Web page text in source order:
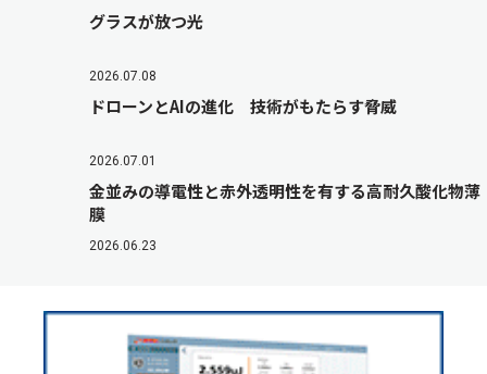
グラスが放つ光
2026.07.08
ドローンとAIの進化 技術がもたらす脅威
2026.07.01
金並みの導電性と赤外透明性を有する高耐久酸化物薄
膜
2026.06.23